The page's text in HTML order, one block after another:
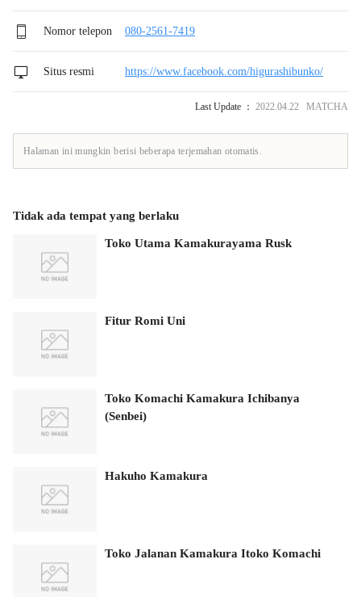
Nomor telepon 080-2561-7419
Situs resmi https://www.facebook.com/higurashibunko/
Last Update ： 2022.04.22 MATCHA
Halaman ini mungkin berisi beberapa terjemahan otomatis.
Tidak ada tempat yang berlaku
Toko Utama Kamakurayama Rusk
Fitur Romi Uni
Toko Komachi Kamakura Ichibanya
(Senbei)
Hakuho Kamakura
Toko Jalanan Kamakura Itoko Komachi